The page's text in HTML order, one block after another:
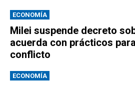
ECONOMÍA
Milei suspende decreto
acuerda con prácticos
conflicto
ECONOMÍA